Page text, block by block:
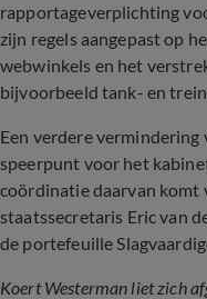
rapportageverplichting
zijn regels aangepast op
webwinkels en het
bijvoorbeeld tank- en
Een verdere vermindering
speerpunt voor het
coördinatie daarvan komt
staatssecretaris Eric van
de portefeuille
Koert Westerman liet zich